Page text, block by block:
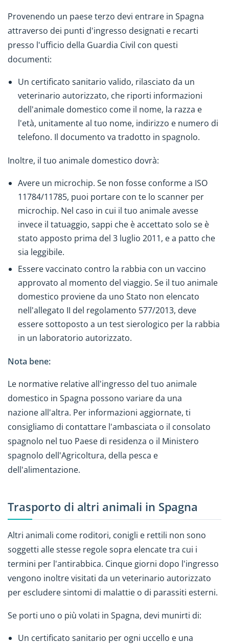
Provenendo un paese terzo devi entrare in Spagna
attraverso dei punti d'ingresso designati e recarti
presso l'ufficio della Guardia Civil con questi
documenti:
Un certificato sanitario valido, rilasciato da un
veterinario autorizzato, che riporti informazioni
dell'animale domestico come il nome, la razza e
l'età, unitamente al tuo nome, indirizzo e numero di
telefono. Il documento va tradotto in spagnolo.
Inoltre, il tuo animale domestico dovrà:
Avere un microchip. Se non fosse conforme a ISO
11784/11785, puoi portare con te lo scanner per
microchip. Nel caso in cui il tuo animale avesse
invece il tatuaggio, sappi che è accettato solo se è
stato apposto prima del 3 luglio 2011, e a patto che
sia leggibile.
Essere vaccinato contro la rabbia con un vaccino
approvato al momento del viaggio. Se il tuo animale
domestico proviene da uno Stato non elencato
nell'allegato II del regolamento 577/2013, deve
essere sottoposto a un test sierologico per la rabbia
in un laboratorio autorizzato.
Nota bene:
Le normative relative all'ingresso del tuo animale
domestico in Spagna possono variare da una
nazione all'altra. Per informazioni aggiornate, ti
consigliamo di contattare l'ambasciata o il consolato
spagnolo nel tuo Paese di residenza o il Ministero
spagnolo dell'Agricoltura, della pesca e
dell'alimentazione.
Trasporto di altri animali in Spagna
Altri animali come roditori, conigli e rettili non sono
soggetti alle stesse regole sopra elencate tra cui i
termini per l'antirabbica. Cinque giorni dopo l'ingresso
vengono inoltre visitati da un veterinario autorizzato
per escludere sintomi di malattie o di parassiti esterni.
Se porti uno o più volati in Spagna, devi munirti di:
Un certificato sanitario per ogni uccello e una